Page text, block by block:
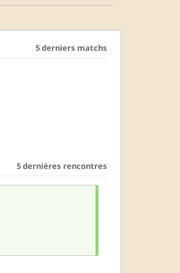
5 derniers matchs
5 dernières rencontres